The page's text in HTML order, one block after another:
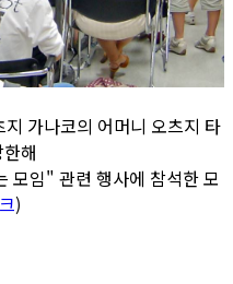
가나코의 어머니 오츠지 타
해
모임" 관련 행사에 참석한 모
)